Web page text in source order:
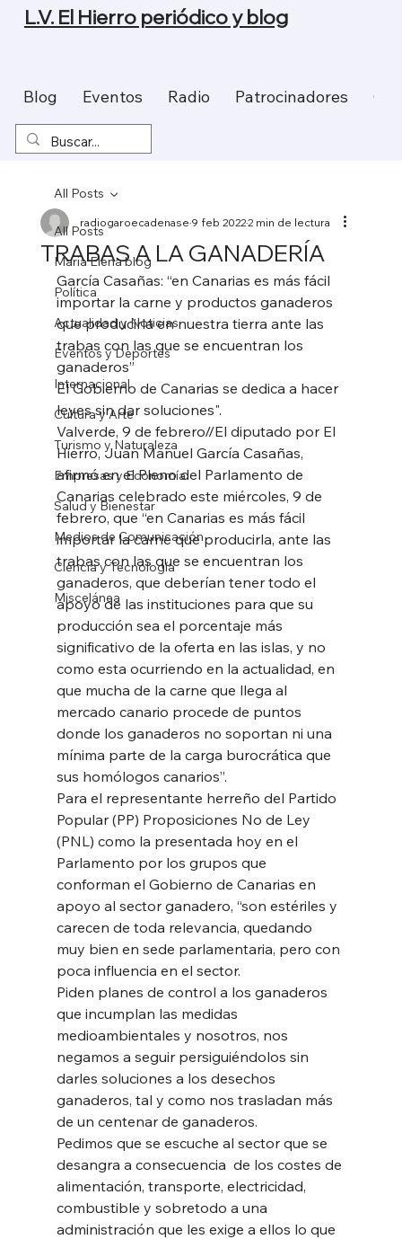
Blog Eventos Radio Patrocinadores
L.V. El Hierro periódico y blog
All Posts
Maria Elena blog
Política
Actualidad y Noticias
Eventos y Deportes
Internacional
Cultura y Arte
Turismo y Naturaleza
Empresas y Economía
Salud y Bienestar
Medios de Comunicación
Ciencia y Tecnología
Miscelánea
All Posts
TRABAS A LA GANADERÍA
radiogaroecadenase9 feb 20222 min de lectura
García Casañas: “en Canarias es más fácil
importar la carne y productos ganaderos
que producirla en nuestra tierra ante las
trabas con las que se encuentran los
ganaderos”
El Gobierno de Canarias se dedica a hacer
leyes sin dar soluciones".
Valverde, 9 de febrero//El diputado por El
Hierro, Juan Manuel García Casañas,
afirmó en el Pleno del Parlamento de
Canarias celebrado este miércoles, 9 de
febrero, que “en Canarias es más fácil
importar la carne que producirla, ante las
trabas con las que se encuentran los
ganaderos, que deberían tener todo el
apoyo de las instituciones para que su
producción sea el porcentaje más
significativo de la oferta en las islas, y no
como esta ocurriendo en la actualidad, en
que mucha de la carne que llega al
mercado canario procede de puntos
donde los ganaderos no soportan ni una
mínima parte de la carga burocrática que
sus homólogos canarios”.
Para el representante herreño del Partido
Popular (PP) Proposiciones No de Ley
(PNL) como la presentada hoy en el
Parlamento por los grupos que
conforman el Gobierno de Canarias en
apoyo al sector ganadero, “son estériles y
carecen de toda relevancia, quedando
muy bien en sede parlamentaria, pero con
poca influencia en el sector.
Piden planes de control a los ganaderos
que incumplan las medidas
medioambientales y nosotros, nos
negamos a seguir persiguiéndolos sin
darles soluciones a los desechos
ganaderos, tal y como nos trasladan más
de un centenar de ganaderos.
Pedimos que se escuche al sector que se
desangra a consecuencia  de los costes de
alimentación, transporte, electricidad,
combustible y sobretodo a una
administración que les exige a ellos lo que